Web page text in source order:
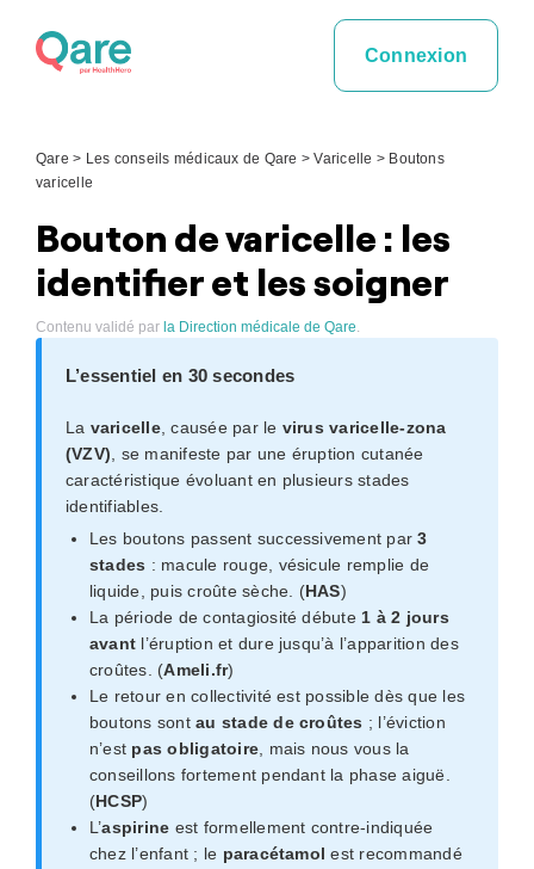
Connexion
Qare > Les conseils médicaux de Qare >Varicelle > Boutons
varicelle
Bouton de varicelle : les
identifier et les soigner
Contenu validé par la Direction médicale de Qare.
L’essentiel en 30 secondes
La varicelle, causée par le virus varicelle-zona
(VZV) , se manifeste par une éruption cutanée
caractéristique évoluant en plusieurs stades
identifiables.
Les boutons passent successivement par3
stades : macule rouge, vésicule remplie de
liquide, puis croûte sèche. (HAS)
La période de contagiosité débute 1 à 2 jours
avant l’éruption et dure jusqu’à l’apparition des
croûtes. (Ameli.fr)
Le retour en collectivité est possible dès que les
boutons sontau stade de croûtes ; l’éviction
n’est pas obligatoire , mais nous vous la
conseillons fortement pendant la phase aiguë.
(HCSP)
L’aspirine est formellement contre-indiquée
chez l’enfant ; le paracétamol est recommandé